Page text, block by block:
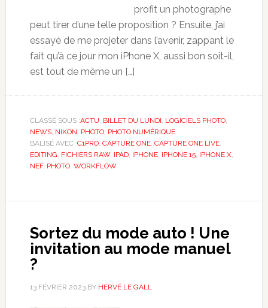
profit un photographe
peut tirer d’une telle proposition ? Ensuite, j’ai
essayé de me projeter dans l’avenir, zappant le
fait qu’à ce jour mon iPhone X, aussi bon soit-il,
est tout de même un […]
CLASSÉ SOUS :ACTU BILLET DU LUNDI LOGICIELS PHOTO,
NEWS, NIKON PHOTO, PHOTO NUMÉRIQUE
BALISÉ AVEC :C1PRO, CAPTURE ONE, CAPTURE ONE LIVE,
EDITING FICHIERS RAW, IPAD, IPHONE, IPHONE 15, IPHONE X,
NEF, PHOTO, WORKFLOW
Sortez du mode auto ! Une
invitation au mode manuel
?
13 FÉVRIER 2023BY HERVÉ LE GALL